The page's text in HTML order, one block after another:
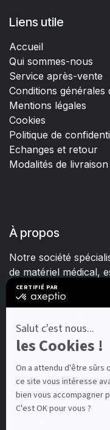
Liens utile
Accueil
Qui sommes-nous
Service après-vente
Conditions générales
Mentions légales
Cookies
Politique de
Echanges et retour
Modalités de livraison
À propos
Notre société
de matériel médical,
sur Tarn.
15 ans, nous
pour satisfaire les
Contactez-nous